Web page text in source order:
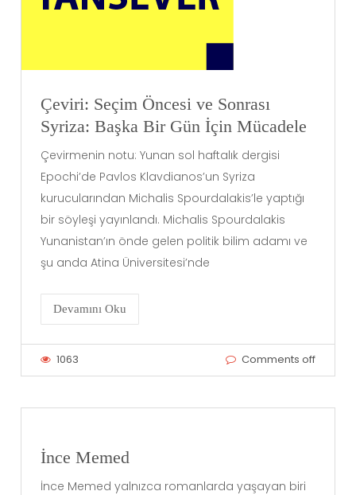
Çeviri: Seçim Öncesi ve Sonrası
Syriza: Başka Bir Gün İçin Mücadele
Çevirmenin notu: Yunan sol haftalık dergisi
Epochi’de Pavlos Klavdianos’un Syriza
kurucularından Michalis Spourdalakis’le yaptığı
bir söyleşi yayınlandı. Michalis Spourdalakis
Yunanistan’ın önde gelen politik bilim adamı ve
şu anda Atina Üniversitesi’nde
Devamını Oku
1063 Comments off
İnce Memed
İnce Memed yalnızca romanlarda yaşayan biri